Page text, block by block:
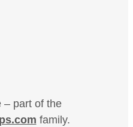
part of the
family.